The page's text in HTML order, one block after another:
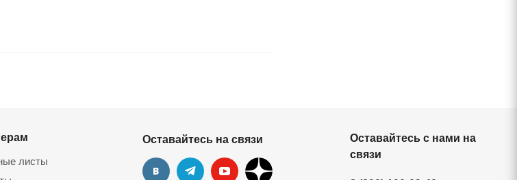
листы
Оставайтесь на связи
Оставайтесь с нами на
связи